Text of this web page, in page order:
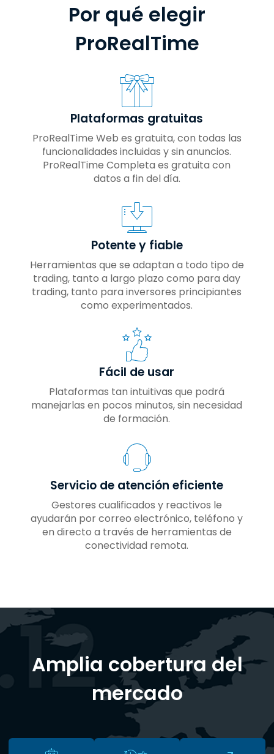
Por qué elegir
ProRealTime
Plataformas gratuitas
ProRealTime Web es gratuita, con todas las
funcionalidades incluidas y sin anuncios.
ProRealTime Completa es gratuita con
datos a fin del día.
Potente y fiable
Herramientas que se adaptan a todo tipo de
trading, tanto a largo plazo como para day
trading, tanto para inversores principiantes
como experimentados.
Fácil de usar
Plataformas tan intuitivas que podrá
manejarlas en pocos minutos, sin necesidad
de formación.
Servicio de atención eficiente
Gestores cualificados y reactivos le
ayudarán por correo electrónico, teléfono y
en directo a través de herramientas de
conectividad remota.
Amplia cobertura del
mercado